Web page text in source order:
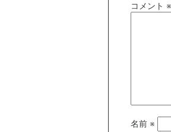
コメント ※
名前 ※